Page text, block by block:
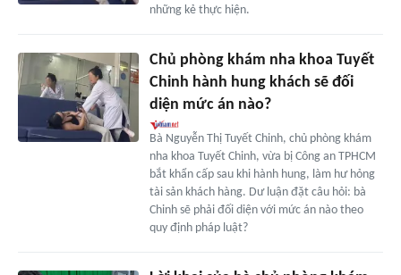
những kẻ thực hiện.
Chủ phòng khám nha khoa Tuyết
Chinh hành hung khách sẽ đối
diện mức án nào?
Bà Nguyễn Thị Tuyết Chinh, chủ phòng khám
nha khoa Tuyết Chinh, vừa bị Công an TPHCM
bắt khẩn cấp sau khi hành hung, làm hư hỏng
tài sản khách hàng. Dư luận đặt câu hỏi: bà
Chinh sẽ phải đối diện với mức án nào theo
quy định pháp luật?